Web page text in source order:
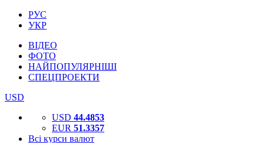
РУС
УКР
ВІДЕО
ФОТО
НАЙПОПУЛЯРНІШІ
СПЕЦПРОЕКТИ
USD
USD 44.4853
EUR 51.3357
Всі курси валют